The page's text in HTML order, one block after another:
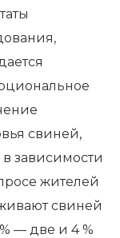
свиней,
зависимости
жителей
свиней
— две и 4 %